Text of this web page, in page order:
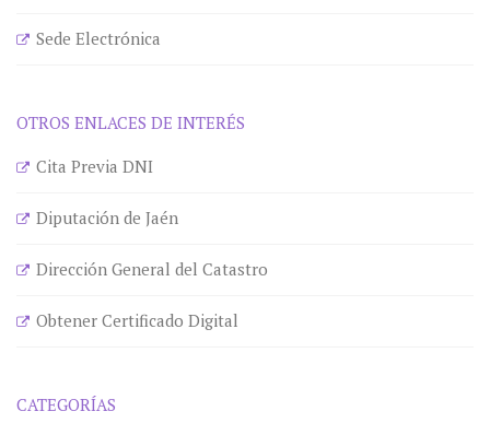
Sede Electrónica
OTROS ENLACES DE INTERÉS
Cita Previa DNI
Diputación de Jaén
Dirección General del Catastro
Obtener Certificado Digital
CATEGORÍAS